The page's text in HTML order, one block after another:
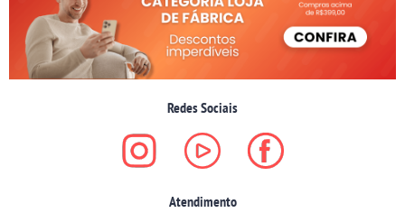
Redes Sociais
Atendimento